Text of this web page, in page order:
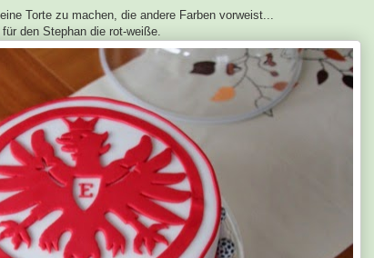
Torte zu machen, die andere Farben vorweist...
den Stephan die rot-weiße.